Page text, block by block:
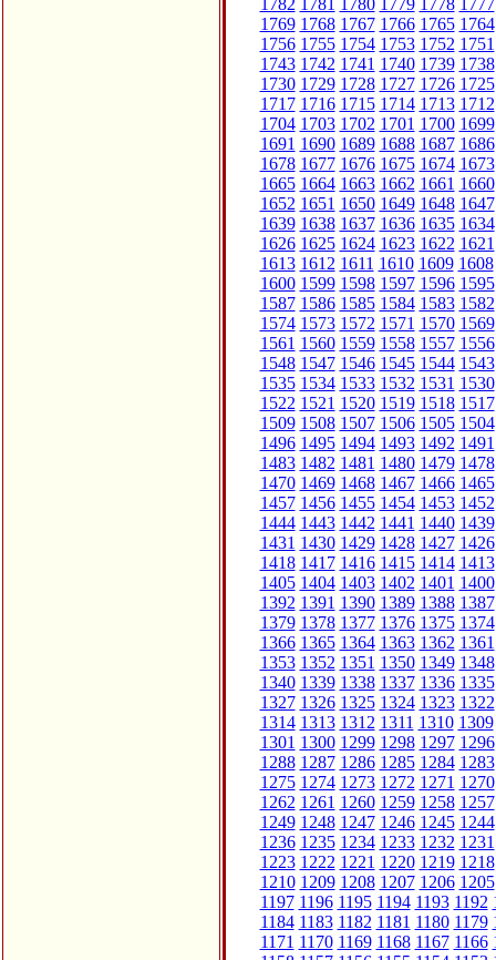
1782 1781 1780 1779 1778 1777
1769 1768 1767 1766 1765 1764
1756 1755 1754 1753 1752 1751
1743 1742 1741 1740 1739 1738
1730 1729 1728 1727 1726 1725
1717 1716 1715 1714 1713 1712
1704 1703 1702 1701 1700 1699
1691 1690 1689 1688 1687 1686
1678 1677 1676 1675 1674 1673
1665 1664 1663 1662 1661 1660
1652 1651 1650 1649 1648 1647
1639 1638 1637 1636 1635 1634
1626 1625 1624 1623 1622 1621
1613 1612 1611 1610 1609 1608
1600 1599 1598 1597 1596 1595
1587 1586 1585 1584 1583 1582
1574 1573 1572 1571 1570 1569
1561 1560 1559 1558 1557 1556
1548 1547 1546 1545 1544 1543
1535 1534 1533 1532 1531 1530
1522 1521 1520 1519 1518 1517
1509 1508 1507 1506 1505 1504
1496 1495 1494 1493 1492 1491
1483 1482 1481 1480 1479 1478
1470 1469 1468 1467 1466 1465
1457 1456 1455 1454 1453 1452
1444 1443 1442 1441 1440 1439
1431 1430 1429 1428 1427 1426
1418 1417 1416 1415 1414 1413
1405 1404 1403 1402 1401 1400
1392 1391 1390 1389 1388 1387
1379 1378 1377 1376 1375 1374
1366 1365 1364 1363 1362 1361
1353 1352 1351 1350 1349 1348
1340 1339 1338 1337 1336 1335
1327 1326 1325 1324 1323 1322
1314 1313 1312 1311 1310 1309
1301 1300 1299 1298 1297 1296
1288 1287 1286 1285 1284 1283
1275 1274 1273 1272 1271 1270
1262 1261 1260 1259 1258 1257
1249 1248 1247 1246 1245 1244
1236 1235 1234 1233 1232 1231
1223 1222 1221 1220 1219 1218
1210 1209 1208 1207 1206 1205
1197 1196 1195 1194 1193 1192
1184 1183 1182 1181 1180 1179
1171 1170 1169 1168 1167 1166